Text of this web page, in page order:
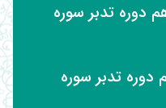
دوره تدبر سوره
دوره تدبر سوره